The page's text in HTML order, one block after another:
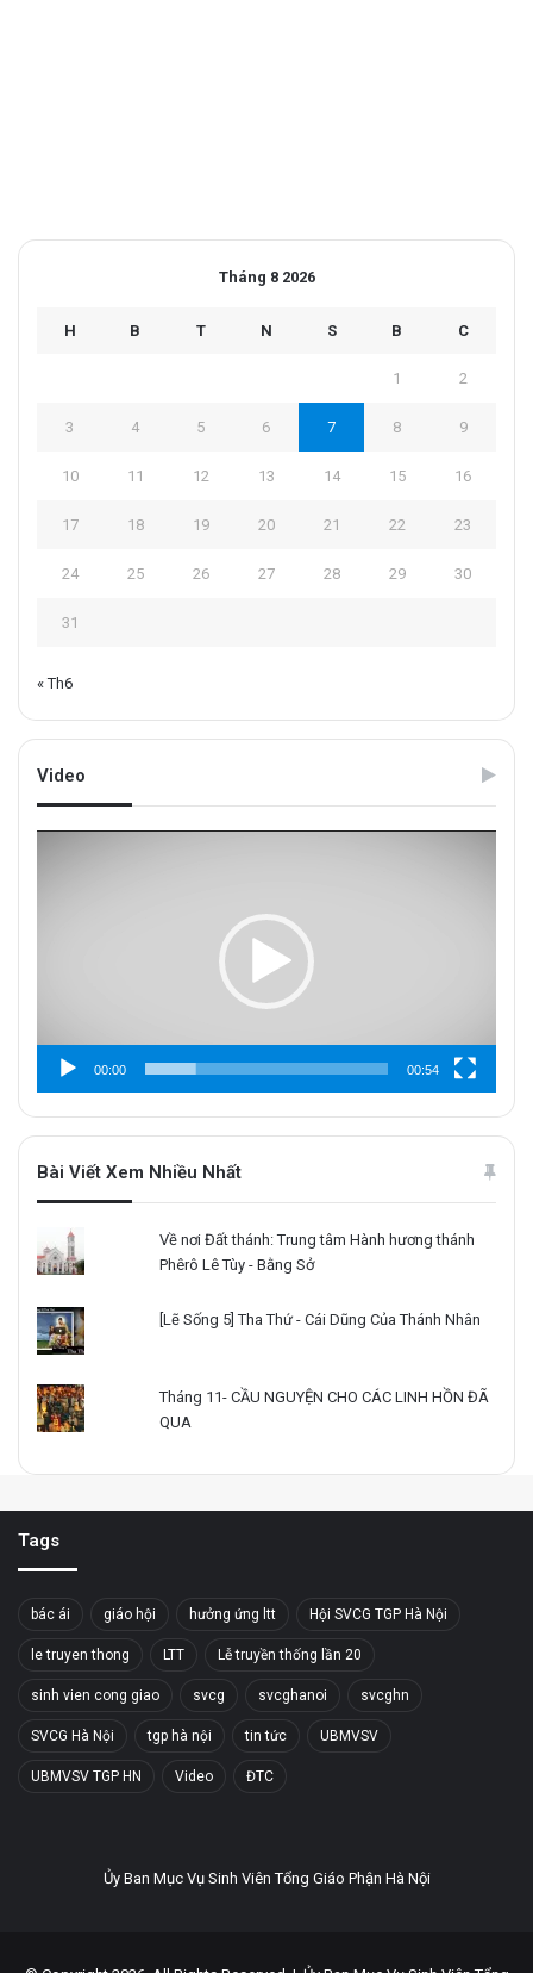
Tháng 8 2026
H B T N S B C
1 2
3 4 5 6 7 8 9
10 11 12 13 14 15 16
17 18 19 20 21 22 23
24 25 26 27 28 29 30
31
« Th6
Video
00:00 00:54
Bài Viết Xem Nhiều Nhất
Về nơi Đất thánh: Trung tâm Hành hương thánh
Phêrô Lê Tùy - Bằng Sở
[Lẽ Sống 5] Tha Thứ - Cái Dũng Của Thánh Nhân
Tháng 11- CẦU NGUYỆN CHO CÁC LINH HỒN ĐÃ
QUA
Tags
bác ái giáo hội hưởng ứng ltt Hội SVCG TGP Hà Nội
le truyen thong LTT Lễ truyền thống lần 20
sinh vien cong giao svcg svcghanoi svcghn
SVCG Hà Nội tgp hà nội tin tức UBMVSV
UBMVSV TGP HN Video ĐTC
Ủy Ban Mục Vụ Sinh Viên Tổng Giáo Phận Hà Nội